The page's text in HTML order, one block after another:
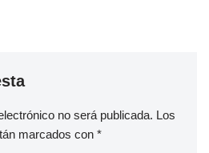
no será publicada. Los
marcados con *